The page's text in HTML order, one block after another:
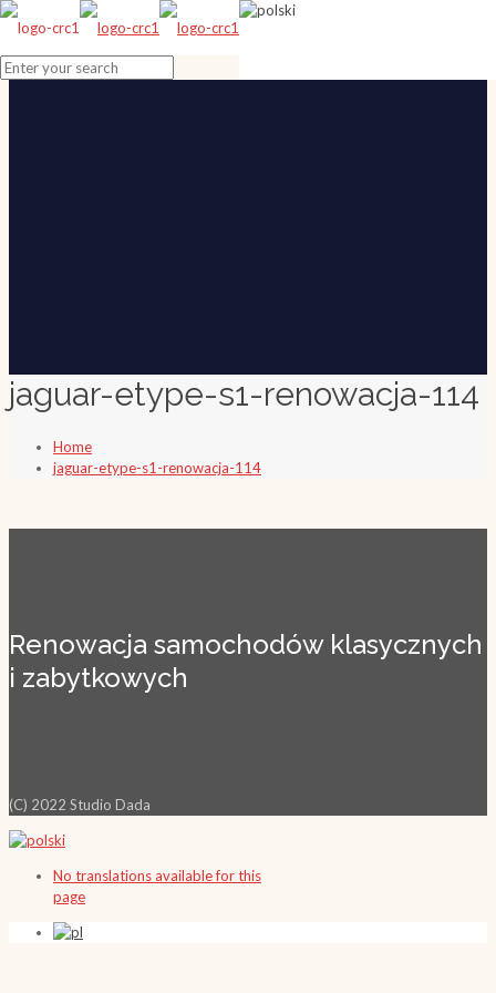
jaguar-etype-s1-renowacja-114
Home
jaguar-etype-s1-renowacja-114
Renowacja samochodów klasycznych
i zabytkowych
(C) 2022 Studio Dada
No translations available for this
page